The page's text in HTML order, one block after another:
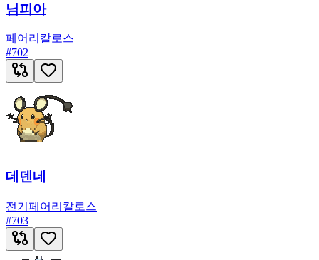
님피아
페어리 칼로스
#702
데덴네
전기 페어리 칼로스
#703